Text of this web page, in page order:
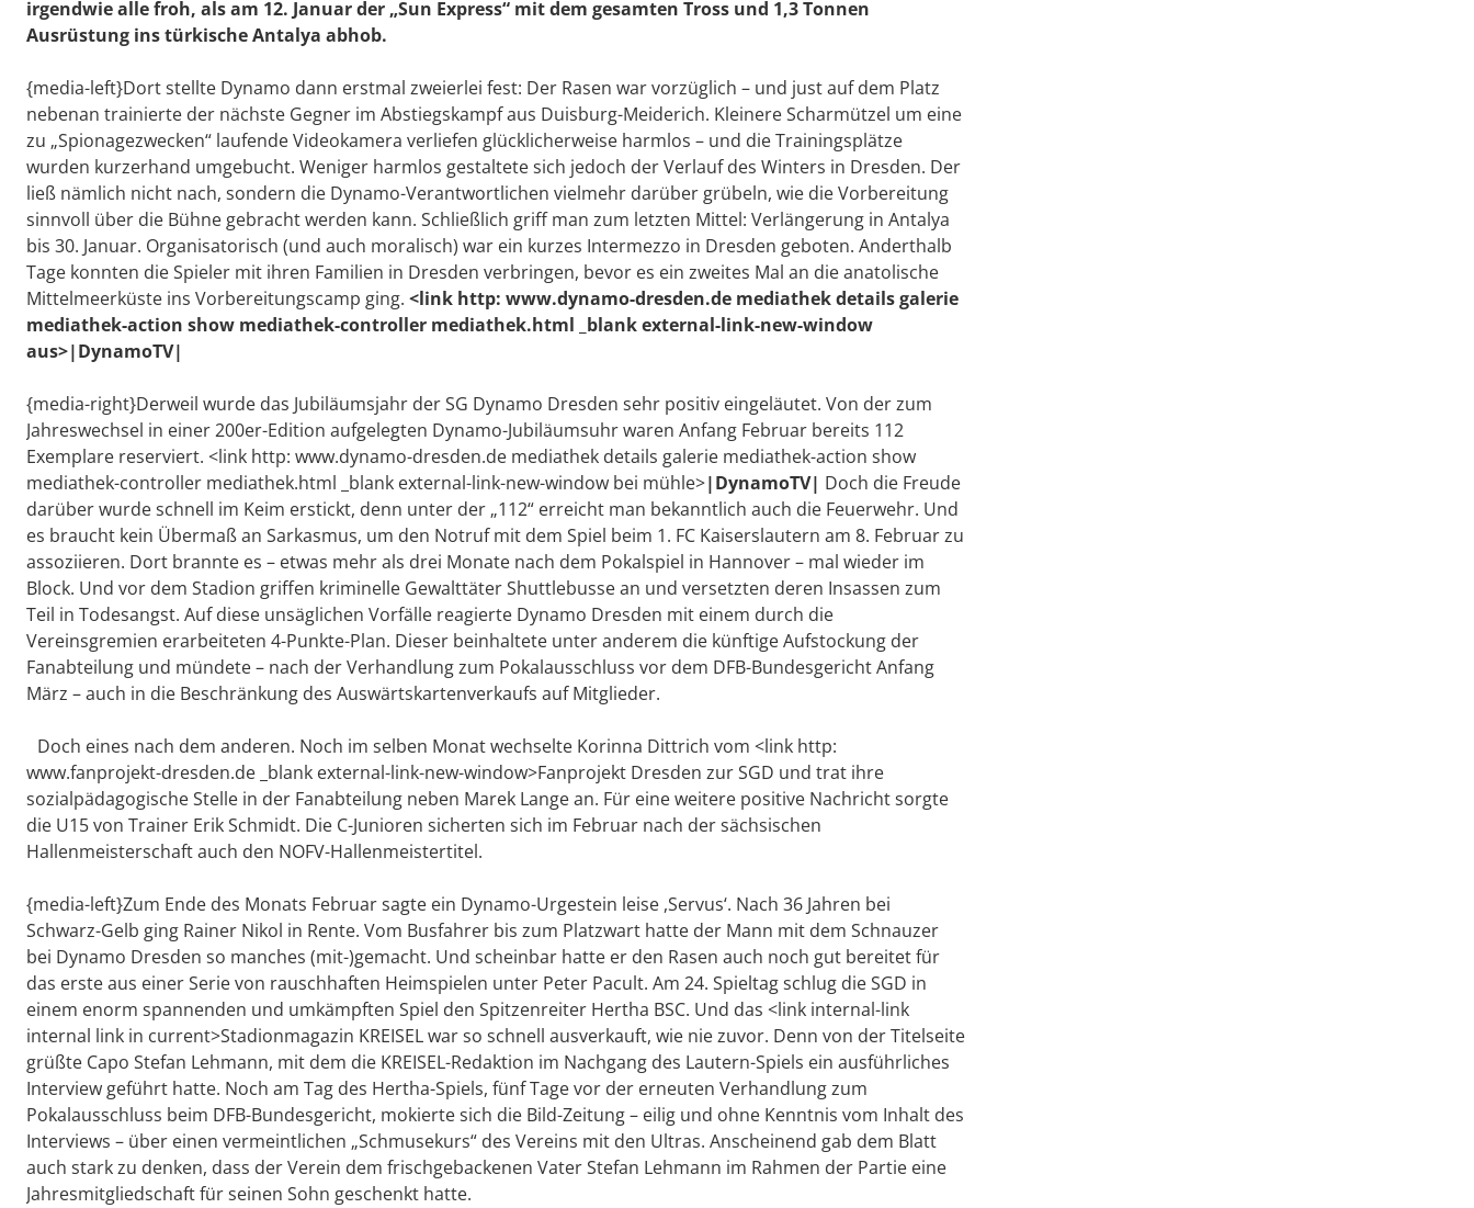
irgendwie alle froh, als am 12. Januar der „Sun Express“ mit dem gesamten Tross und 1,3 Tonnen
Ausrüstung ins türkische Antalya abhob.
{media-left}Dort stellte Dynamo dann erstmal zweierlei fest: Der Rasen war vorzüglich – und just auf dem Platz
nebenan trainierte der nächste Gegner im Abstiegskampf aus Duisburg-Meiderich. Kleinere Scharmützel um eine
zu „Spionagezwecken“ laufende Videokamera verliefen glücklicherweise harmlos – und die Trainingsplätze
wurden kurzerhand umgebucht. Weniger harmlos gestaltete sich jedoch der Verlauf des Winters in Dresden. Der
ließ nämlich nicht nach, sondern die Dynamo-Verantwortlichen vielmehr darüber grübeln, wie die Vorbereitung
sinnvoll über die Bühne gebracht werden kann. Schließlich griff man zum letzten Mittel: Verlängerung in Antalya
bis 30. Januar. Organisatorisch (und auch moralisch) war ein kurzes Intermezzo in Dresden geboten. Anderthalb
Tage konnten die Spieler mit ihren Familien in Dresden verbringen, bevor es ein zweites Mal an die anatolische
Mittelmeerküste ins Vorbereitungscamp ging. <link http: www.dynamo-dresden.de mediathek details galerie
mediathek-action show mediathek-controller mediathek.html _blank external-link-new-window
aus>|DynamoTV|
{media-right}Derweil wurde das Jubiläumsjahr der SG Dynamo Dresden sehr positiv eingeläutet. Von der zum
Jahreswechsel in einer 200er-Edition aufgelegten Dynamo-Jubiläumsuhr waren Anfang Februar bereits 112
Exemplare reserviert. <link http: www.dynamo-dresden.de mediathek details galerie mediathek-action show
mediathek-controller mediathek.html _blank external-link-new-window bei mühle>|DynamoTV| Doch die Freude
darüber wurde schnell im Keim erstickt, denn unter der „112“ erreicht man bekanntlich auch die Feuerwehr. Und
es braucht kein Übermaß an Sarkasmus, um den Notruf mit dem Spiel beim 1. FC Kaiserslautern am 8. Februar zu
assoziieren. Dort brannte es – etwas mehr als drei Monate nach dem Pokalspiel in Hannover – mal wieder im
Block. Und vor dem Stadion griffen kriminelle Gewalttäter Shuttlebusse an und versetzten deren Insassen zum
Teil in Todesangst. Auf diese unsäglichen Vorfälle reagierte Dynamo Dresden mit einem durch die
Vereinsgremien erarbeiteten 4-Punkte-Plan. Dieser beinhaltete unter anderem die künftige Aufstockung der
Fanabteilung und mündete – nach der Verhandlung zum Pokalausschluss vor dem DFB-Bundesgericht Anfang
März – auch in die Beschränkung des Auswärtskartenverkaufs auf Mitglieder.
Doch eines nach dem anderen. Noch im selben Monat wechselte Korinna Dittrich vom <link http:
www.fanprojekt-dresden.de _blank external-link-new-window>Fanprojekt Dresden zur SGD und trat ihre
sozialpädagogische Stelle in der Fanabteilung neben Marek Lange an. Für eine weitere positive Nachricht sorgte
die U15 von Trainer Erik Schmidt. Die C-Junioren sicherten sich im Februar nach der sächsischen
Hallenmeisterschaft auch den NOFV-Hallenmeistertitel.
{media-left}Zum Ende des Monats Februar sagte ein Dynamo-Urgestein leise ,Servus‘. Nach 36 Jahren bei
Schwarz-Gelb ging Rainer Nikol in Rente. Vom Busfahrer bis zum Platzwart hatte der Mann mit dem Schnauzer
bei Dynamo Dresden so manches (mit-)gemacht. Und scheinbar hatte er den Rasen auch noch gut bereitet für
das erste aus einer Serie von rauschhaften Heimspielen unter Peter Pacult. Am 24. Spieltag schlug die SGD in
einem enorm spannenden und umkämpften Spiel den Spitzenreiter Hertha BSC. Und das <link internal-link
internal link in current>Stadionmagazin KREISEL war so schnell ausverkauft, wie nie zuvor. Denn von der Titelseite
grüßte Capo Stefan Lehmann, mit dem die KREISEL-Redaktion im Nachgang des Lautern-Spiels ein ausführliches
Interview geführt hatte. Noch am Tag des Hertha-Spiels, fünf Tage vor der erneuten Verhandlung zum
Pokalausschluss beim DFB-Bundesgericht, mokierte sich die Bild-Zeitung – eilig und ohne Kenntnis vom Inhalt des
Interviews – über einen vermeintlichen „Schmusekurs“ des Vereins mit den Ultras. Anscheinend gab dem Blatt
auch stark zu denken, dass der Verein dem frischgebackenen Vater Stefan Lehmann im Rahmen der Partie eine
Jahresmitgliedschaft für seinen Sohn geschenkt hatte.